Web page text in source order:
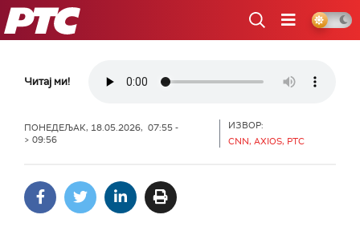
РТС
Читај ми!
ПОНЕДЕЉАК, 18.05.2026, 07:55 -
> 09:56
ИЗВОР:
CNN, AXIOS, РТС